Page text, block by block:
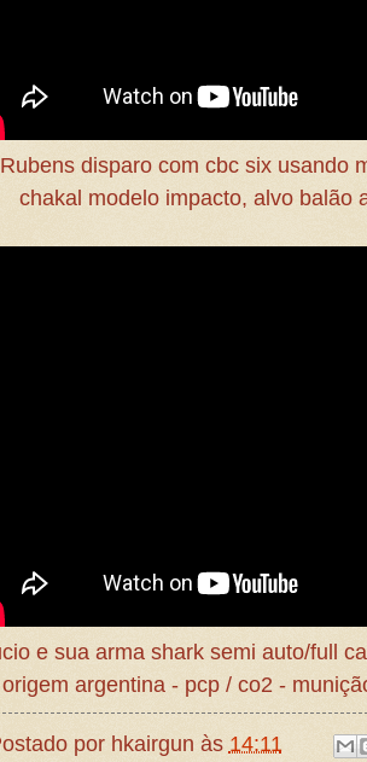
Rubens disparo com cbc six usando
chakal modelo impacto, alvo balão
e sua arma shark semi auto/full
origem argentina - pcp / co2 -
por hkairgun às 14:11